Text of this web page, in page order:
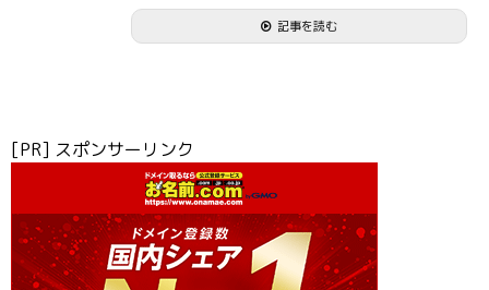
記事を読む
[PR] スポンサーリンク